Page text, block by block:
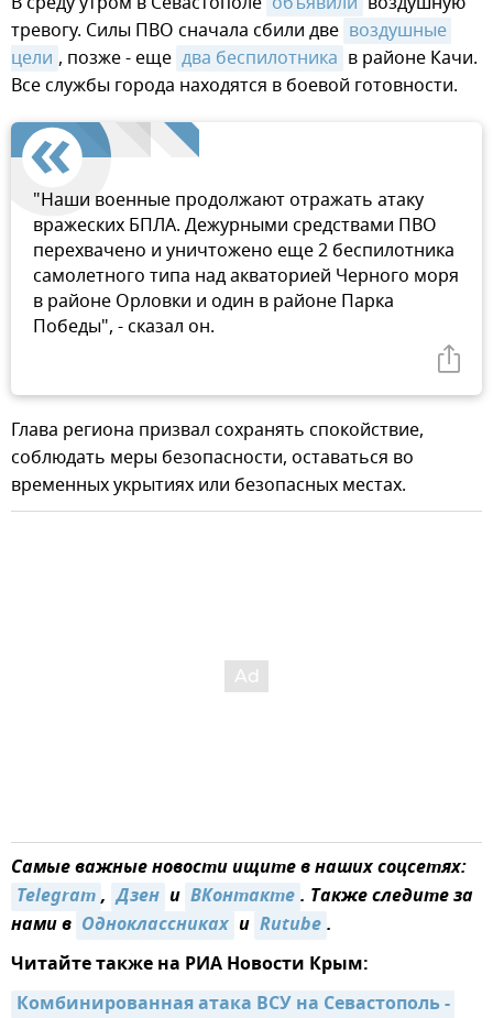
тревогу. Силы ПВО сначала сбили две воздушные
цели , позже - еще два беспилотника в районе Качи.
Все службы города находятся в боевой готовности.
"Наши военные продолжают отражать атаку
вражеских БПЛА. Дежурными средствами ПВО
перехвачено и уничтожено еще 2 беспилотника
самолетного типа над акваторией Черного моря
в районе Орловки и один в районе Парка
Победы", - сказал он.
Г️лава региона призвал сохранять спокойствие,
соблюдать меры безопасности, оставаться во
временных укрытиях или безопасных местах.
Самые важные новости ищите в наших соцсетях:
Telegram, Дзен и ВКонтакте. Также следите за
нами в Одноклассниках и Rutube.
Читайте также на РИА Новости Крым:
Комбинированная атака ВСУ на Севастополь -